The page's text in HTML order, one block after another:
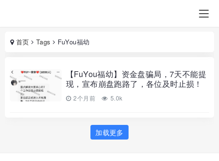
首页 Tags FuYou福幼
【FuYou福幼】资金盘骗局，7天不能提
现，宣布崩盘跑路了，各位及时止损！
2个月前 5.0k
加载更多